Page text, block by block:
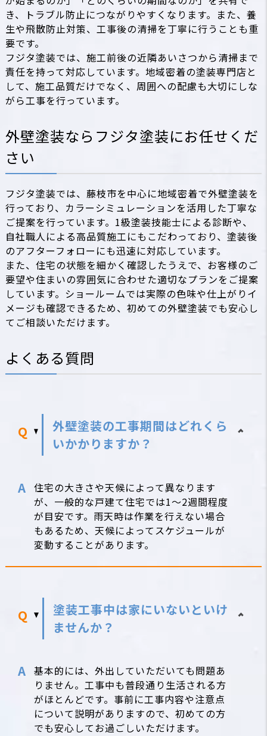
き、トラブル防止につながりやすくなります。また、養
生や飛散防止対策、工事後の清掃を丁寧に行うことも重
要です。
フジタ塗装では、施工前後の近隣あいさつから清掃まで
責任を持って対応しています。地域密着の塗装専門店と
して、施工品質だけでなく、周囲への配慮も大切にしな
がら工事を行っています。
外壁塗装ならフジタ塗装にお任せくだ
さい
フジタ塗装では、藤枝市を中心に地域密着で外壁塗装を
行っており、カラーシミュレーションを活用した丁寧な
ご提案を行っています。1級塗装技能士による診断や、
自社職人による高品質施工にもこだわっており、塗装後
のアフターフォローにも迅速に対応しています。
また、住宅の状態を細かく確認したうえで、お客様のご
要望や住まいの雰囲気に合わせた適切なプランをご提案
しています。ショールームでは実際の色味や仕上がりイ
メージも確認できるため、初めての外壁塗装でも安心し
てご相談いただけます。
よくある質問
外壁塗装の工事期間はどれくら
いかかりますか？
住宅の大きさや天候によって異なります
が、一般的な戸建て住宅では1〜2週間程度
が目安です。雨天時は作業を行えない場合
もあるため、天候によってスケジュールが
変動することがあります。
塗装工事中は家にいないといけ
ませんか？
基本的には、外出していただいても問題あ
りません。工事中も普段通り生活される方
がほとんどです。事前に工事内容や注意点
について説明がありますので、初めての方
でも安心してお過ごしいただけます。